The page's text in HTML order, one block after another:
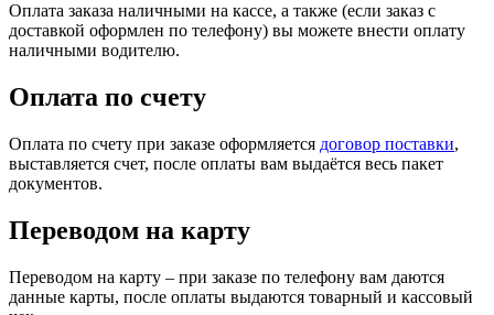
Оплата заказа наличными на кассе, а также (если заказ с
доставкой оформлен по телефону) вы можете внести оплату
наличными водителю.
Оплата по счету
Оплата по счету при заказе оформляется договор поставки,
выставляется счет, после оплаты вам выдаётся весь пакет
документов.
Переводом на карту
Переводом на карту – при заказе по телефону вам даются
данные карты, после оплаты выдаются товарный и кассовый